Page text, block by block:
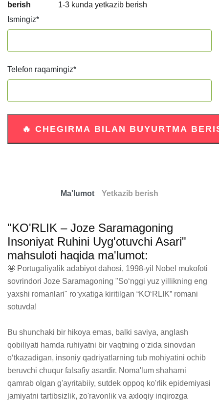
berish
1-3 kunda yetkazib berish
Ismingiz*
Telefon raqamingiz*
Ma'lumot Yetkazib berish
"KO'RLIK – Joze Saramagoning
Insoniyat Ruhini Uyg'otuvchi Asari"
mahsuloti haqida ma'lumot:
🤩 Portugaliyalik adabiyot dahosi, 1998-yil Nobel mukofoti
sovrindori Joze Saramagoning "Soʻnggi yuz yillikning eng
yaxshi romanlari" roʻyxatiga kiritilgan “KOʻRLIK” romani
sotuvda!
Bu shunchaki bir hikoya emas, balki saviya, anglash
qobiliyati hamda ruhiyatni bir vaqtning oʻzida sinovdan
oʻtkazadigan, insoniy qadriyatlarning tub mohiyatini ochib
beruvchi chuqur falsafiy asardir. Noma'lum shaharni
qamrab olgan g'ayritabiiy, sutdek oppoq ko'rlik epidemiyasi
jamiyatni tartibsizlik, zo'ravonlik va axloqiy inqirozga